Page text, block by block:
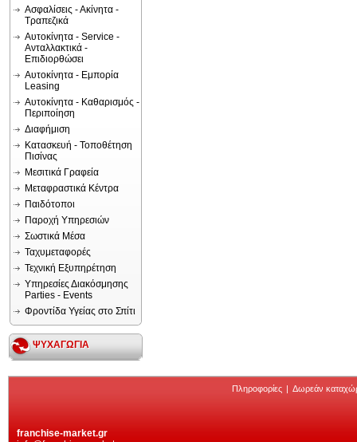
Ασφαλίσεις - Ακίνητα -
Τραπεζικά
Αυτοκίνητα - Service -
Ανταλλακτικά -
Επιδιορθώσει
Αυτοκίνητα - Εμπορία
Leasing
Αυτοκίνητα - Καθαρισμός -
Περιποίηση
Διαφήμιση
Κατασκευή - Τοποθέτηση
Πισίνας
Μεσιτικά Γραφεία
Μεταφραστικά Κέντρα
Παιδότοποι
Παροχή Υπηρεσιών
Σωστικά Μέσα
Ταχυμεταφορές
Τεχνική Εξυπηρέτηση
Υπηρεσίες Διακόσμησης
Parties - Events
Φροντίδα Υγείας στο Σπίτι
ΨΥΧΑΓΩΓΙΑ
Πληροφορίες | Δωρεάν
franchise-market.gr